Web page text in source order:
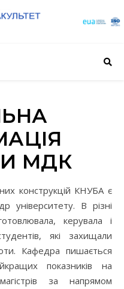
МДК
університету. В різні
керувала і
які захищали
Кафедра пишається
показників на
за напрямом